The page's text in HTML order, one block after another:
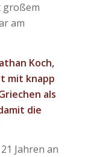
großem
am
Koch,
mit knapp
als
die
Jahren an